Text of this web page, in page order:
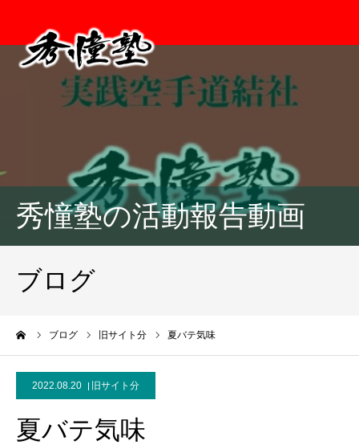
秀憧塾の活動報告動画
ブログ
ブログ 旧サイト分 夏バテ気味
2022.08.20 旧サイト分
夏バテ気味